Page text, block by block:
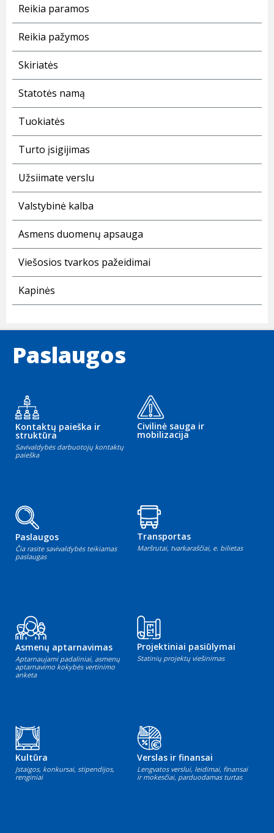
Reikia paramos
Reikia pažymos
Skiriatės
Statotės namą
Tuokiatės
Turto įsigijimas
Užsiimate verslu
Valstybinė kalba
Asmens duomenų apsauga
Viešosios tvarkos pažeidimai
Kapinės
Paslaugos
Kontaktų paieška ir
struktūra
Savivaldybės darbuotojų kontaktų
paieška
Civilinė sauga ir
mobilizacija
Paslaugos
Čia rasite savivaldybės teikiamas
paslaugas
Transportas
Maršrutai, tvarkaraščiai, e. bilietas
Asmenų aptarnavimas
Aptarnaujami padaliniai, asmenų
aptarnavimo kokybės vertinimo
anketa
Projektiniai pasiūlymai
Statinių projektų viešinimas
Kultūra
Įstaigos, konkursai, stipendijos,
renginiai
Verslas ir finansai
Lengvatos verslui, leidimai, finansai
ir mokesčiai, parduodamas turtas